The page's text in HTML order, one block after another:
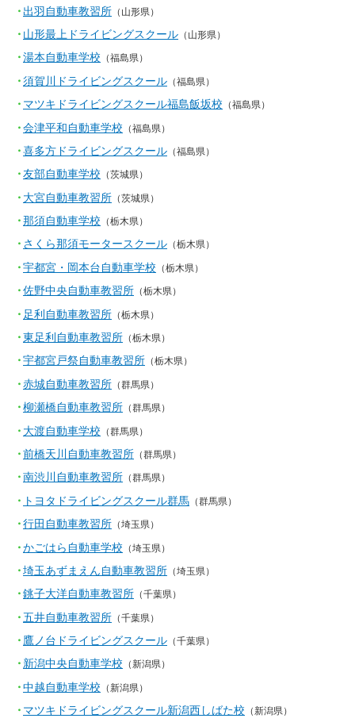
出羽自動車教習所 （山形県）
山形最上ドライビングスクール （山形県）
湯本自動車学校 （福島県）
須賀川ドライビングスクール （福島県）
マツキドライビングスクール福島飯坂校 （福島県）
会津平和自動車学校 （福島県）
喜多方ドライビングスクール （福島県）
友部自動車学校 （茨城県）
大宮自動車教習所 （茨城県）
那須自動車学校 （栃木県）
さくら那須モータースクール （栃木県）
宇都宮・岡本台自動車学校 （栃木県）
佐野中央自動車教習所 （栃木県）
足利自動車教習所 （栃木県）
東足利自動車教習所 （栃木県）
宇都宮戸祭自動車教習所 （栃木県）
赤城自動車教習所 （群馬県）
柳瀬橋自動車教習所 （群馬県）
大渡自動車学校 （群馬県）
前橋天川自動車教習所 （群馬県）
南渋川自動車教習所 （群馬県）
トヨタドライビングスクール群馬 （群馬県）
行田自動車教習所 （埼玉県）
かごはら自動車学校 （埼玉県）
埼玉あずまえん自動車教習所 （埼玉県）
銚子大洋自動車教習所 （千葉県）
五井自動車教習所 （千葉県）
鷹ノ台ドライビングスクール （千葉県）
新潟中央自動車学校 （新潟県）
中越自動車学校 （新潟県）
マツキドライビングスクール新潟西しばた校 （新潟県）